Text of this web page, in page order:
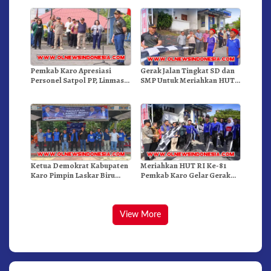
Pemkab Karo Apresiasi
Personel Satpol PP, Linmas,
Gerak Jalan Tingkat SD dan
SMP Untuk Meriahkan HUT
Ketua Demokrat Kabupaten
Karo Pimpin Laskar Biru
Meriahkan HUT RI Ke-81
Pemkab Karo Gelar Gerak
View More